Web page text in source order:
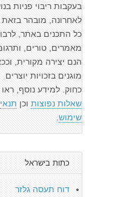
בעקבות ריבוי פניות
לאחרונה, מובהר בזאת
כל התכנים באתר,
מאמרים, טורים,
הנם יצירה מקורית,
מוגנים בזכויות יוצרים
כחוק. למידע נוסף, ראו
שאלות נפוצות וכן תנאי
שימוש
כתות בישראל
דוח תעסה גלזר